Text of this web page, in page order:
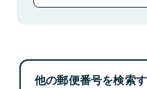
他の郵便番号を検索